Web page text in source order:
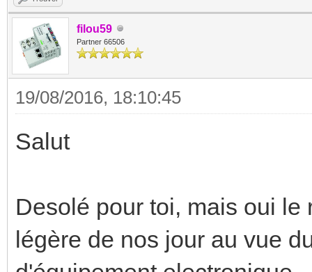
filou59
Partner 66506
19/08/2016, 18:10:45
Salut
Desolé pour toi, mais oui
légère de nos jour au vue